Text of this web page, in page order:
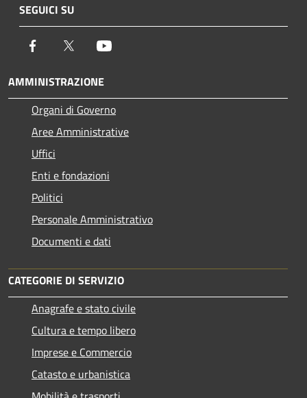
SEGUICI SU
Facebook Twitter
AMMINISTRAZIONE
Organi di Governo
Aree Amministrative
Uffici
Enti e fondazioni
Politici
Personale Amministrativo
Documenti e dati
CATEGORIE DI SERVIZIO
Anagrafe e stato civile
Cultura e tempo libero
Imprese e Commercio
Catasto e urbanistica